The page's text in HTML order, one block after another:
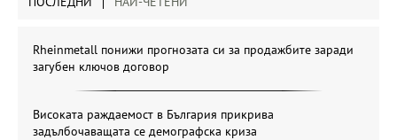
Rheinmetall понижи прогнозата си за продажбите заради
загубен ключов договор
Високата раждаемост в България прикрива
задълбочаващата се демографска криза